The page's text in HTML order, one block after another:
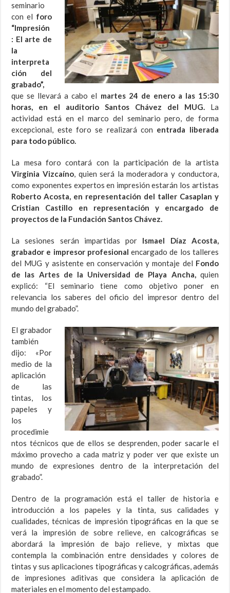
seminario
con el foro
“Impresión
: El arte de
la
interpreta
ción del
grabado”,
que se llevará a cabo el martes 24 de enero a las 15:30
horas, en el auditorio Santos Chávez del MUG.La
actividad está en el marco del seminario pero, de forma
excepcional, este foro se realizará con entrada liberada
para todo público.
La mesa foro contará con la participación de la artista
Virginia Vizcaíno, quien será la moderadora y conductora,
como exponentes expertos en impresión estarán los artistas
Roberto Acosta, en representación del taller Casaplan y
Cristian Castillo en representación y encargado de
proyectos de la Fundación Santos Chávez.
La sesiones serán impartidas por Ismael Díaz Acosta,
grabador e impresor profesional encargado de los talleres
del MUG y asistente en conservación y montaje del Fondo
de las Artes de la Universidad de Playa Ancha,quien
explicó: “El seminario tiene como objetivo poner en
relevancia los saberes del oficio del impresor dentro del
mundo del grabado”.
El grabador
también
dijo: «Por
medio de la
aplicación
de las
tintas, los
papeles y
los
procedimie
ntos técnicos que de ellos se desprenden, poder sacarle el
máximo provecho a cada matriz y poder ver que existe un
mundo de expresiones dentro de la interpretación del
grabado”.
Dentro de la programación está el taller de historia e
introducción a los papeles y la tinta, sus calidades y
cualidades, técnicas de impresión tipográficas en la que se
verá la impresión de sobre relieve, en calcográficas se
abordará la impresión de bajo relieve, y mixtas que
contempla la combinación entre densidades y colores de
tintas y sus aplicaciones tipográficas y calcográficas, además
de impresiones aditivas que considera la aplicación de
materiales en el momento del estampado.